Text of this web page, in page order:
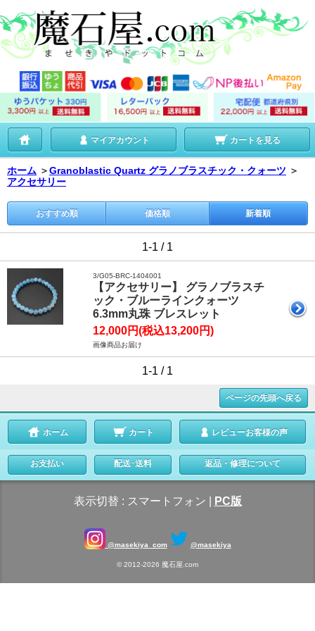
マイアカウント カートを見る
ホーム ＞Granoblastic Quartz グラノブラスチック・クォーツ ＞
アクセサリー
おすすめ順 価格順 新着順
1-1 / 1
3/G05-BRC-1404001
【アクセサリー】 グラノブラスチ
ック・ブルーラインクォーツ
6.3mm丸珠 ブレスレット
12,000円(税込13,200円)
画像商品お届け
1-1 / 1
ページの先頭へ戻る
ホーム カート レビューお客様の声
お支払い 配送･送料 返品・修理について
表示切替 : スマートフォン PC版
@masekiya_com @masekiya
© 2012-2026 魔石屋.com